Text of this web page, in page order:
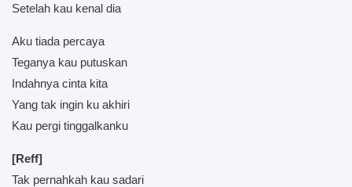
Setelah kau kenal dia
Aku tiada percaya
Teganya kau putuskan
Indahnya cinta kita
Yang tak ingin ku akhiri
Kau pergi tinggalkanku
[Reff]
Tak pernahkah kau sadari